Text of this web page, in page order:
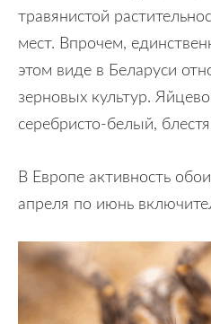
травянистой
мест. Впрочем,
этом виде в Беларуси
зерновых культур.
серебристо-белый,
В Европе активность
апреля по июнь